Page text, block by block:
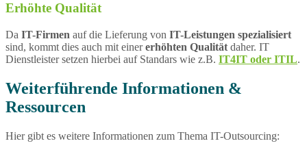
Erhöhte Qualität
Da IT-Firmen auf die Lieferung von IT-Leistungen spezialisiert
sind, kommt dies auch mit einererhöhten Qualität daher. IT
Dienstleister setzen hierbei auf Standars wie z.B. IT4IT oder ITIL.
Weiterführende Informationen &
Ressourcen
Hier gibt es weitere Informationen zum Thema IT-Outsourcing: